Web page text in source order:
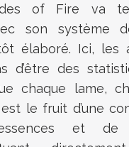
of Fire va
son système
élaboré. Ici, les
d’être des
chaque lame,
le fruit d’une
et de